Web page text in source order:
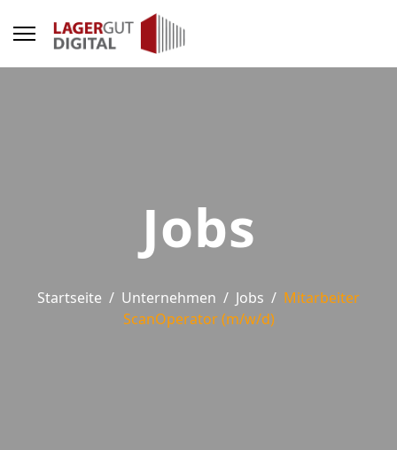
Jobs
Startseite Unternehmen Jobs
Mitarbeiter
ScanOperator (m/w/d)